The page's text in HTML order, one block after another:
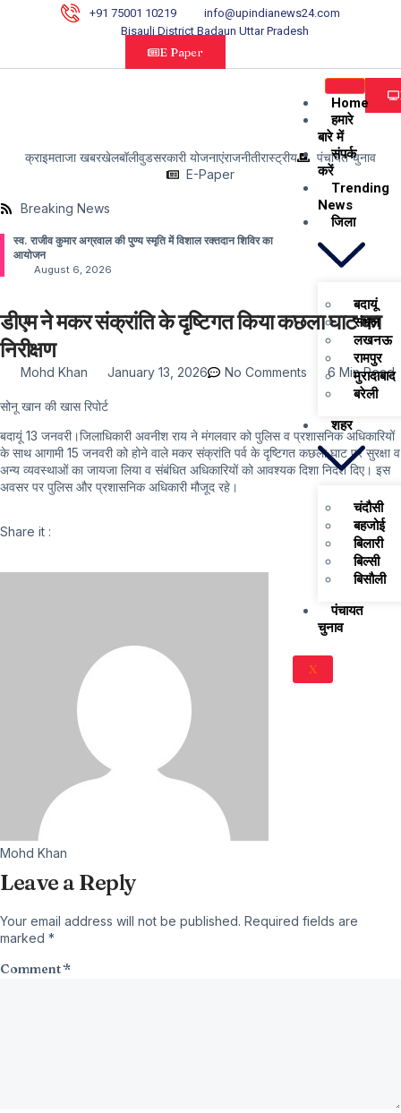
+91 75001 10219
info@upindianews24.com
Bisauli District Badaun Uttar Pradesh
E Paper
Home
हमारे
बारे में
संपर्क
करें
Trending
News
जिला
बदायूं
संभल
लखनऊ
रामपुर
मुरादाबाद
बरेली
शहर
चंदौसी
बहजोई
बिलारी
बिल्सी
बिसौली
पंचायत
चुनाव
X
क्राइमताजा खबरखेलबॉलीवुडसरकारी योजनाएंराजनीतीरास्ट्रीय
पंचायत चुनाव
E-Paper
Breaking News
स्व. राजीव कुमार अग्रवाल की पुण्य स्मृति में विशाल रक्तदान शिविर का
आयोजन
August 6, 2026
डीएम ने मकर संक्रांति के दृष्टिगत किया कछला घाट का
निरीक्षण
Mohd Khan January 13, 2026 No Comments 6 Min Read
सोनू खान की खास रिपोर्ट
बदायूं 13 जनवरी।जिलाधिकारी अवनीश राय ने मंगलवार को पुलिस व प्रशासनिक अधिकारियों
के साथ आगामी 15 जनवरी को होने वाले मकर संक्रांति पर्व के दृष्टिगत कछला घाट पर सुरक्षा व
अन्य व्यवस्थाओं का जायजा लिया व संबंधित अधिकारियों को आवश्यक दिशा निर्देश दिए। इस
अवसर पर पुलिस और प्रशासनिक अधिकारी मौजूद रहे।
Share it :
Mohd Khan
Leave a Reply
Your email address will not be published. Required fields are
marked *
Comment*